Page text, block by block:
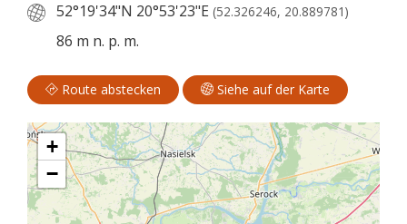
52°19'34"N 20°53'23"E (52.326246, 20.889781)
86 m n. p. m.
Route abstecken Siehe auf der Karte
+
−